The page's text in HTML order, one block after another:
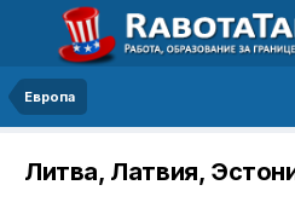
Европа
Литва, Латвия,